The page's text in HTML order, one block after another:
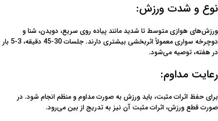
نوع و شدت ورزش:
ورزش‌های هوازی متوسط تا شدید مانند پیاده روی سریع، دویدن، شنا و
دوچرخه سواری معمولاً اثربخشی بیشتری دارند. جلسات 30-45 دقیقه، 3-5 بار
در هفته، توصیه می‌شود.
رعایت مداوم:
برای حفظ اثرات مثبت، باید ورزش به صورت مداوم و منظم انجام شود. در
صورت قطع ورزش، اثرات مثبت آن نیز به تدریج از بین می‌رود.